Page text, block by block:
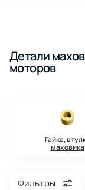
Детали
моторов
Гайка,
маховика
Фильтры